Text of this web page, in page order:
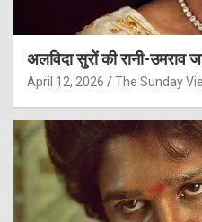
अलविदा सुरों की रानी-उमराव
April 12, 2026 The Sunday